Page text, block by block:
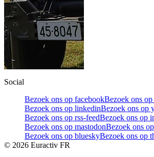
Social
Bezoek ons op facebookBezoek ons
Bezoek ons op linkedinBezoek ons op
Bezoek ons op rss-feedBezoek ons op
Bezoek ons op mastodonBezoek ons
Bezoek ons op blueskyBezoek ons op
© 2026 Euractiv FR